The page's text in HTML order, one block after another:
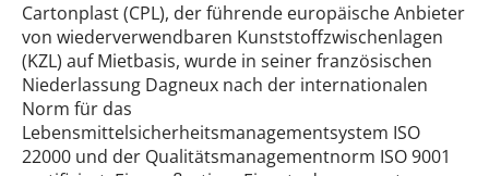
Cartonplast (CPL), der führende europäische Anbieter
von wiederverwendbaren Kunststoffzwischenlagen
(KZL) auf Mietbasis, wurde in seiner französischen
Niederlassung Dagneux nach der internationalen
Norm für das
Lebensmittelsicherheitsmanagementsystem ISO
22000 und der Qualitätsmanagementnorm ISO 9001